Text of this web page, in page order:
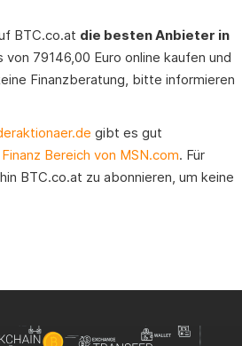
BTC.co.at die besten Anbieter in
79146,00 Euro online kaufen und
Finanzberatung, bitte informieren
gibt es gut
Bereich von MSN.com. Für
BTC.co.at zu abonnieren, um keine